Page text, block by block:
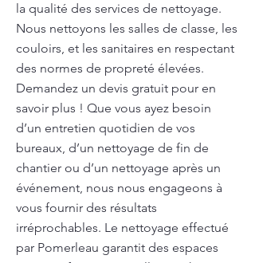
la qualité des services de nettoyage.
Nous nettoyons les salles de classe, les
couloirs, et les sanitaires en respectant
des normes de propreté élevées.
Demandez un devis gratuit pour en
savoir plus ! Que vous ayez besoin
d’un entretien quotidien de vos
bureaux, d’un nettoyage de fin de
chantier ou d’un nettoyage après un
événement, nous nous engageons à
vous fournir des résultats
irréprochables. Le nettoyage effectué
par Pomerleau garantit des espaces